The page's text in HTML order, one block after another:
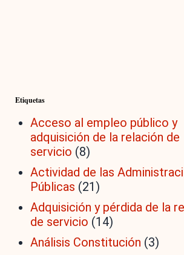
Etiquetas
Acceso al empleo público y
adquisición de la relación de
servicio (8)
Actividad de las
Públicas (21)
Adquisición y pérdida de la
de servicio (14)
Análisis Constitución (3)